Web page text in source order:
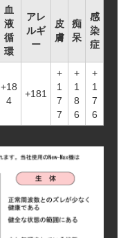
血
液
循
環
アレ
ルギ
ー
皮
膚
痴
呆
感
染
症
+18
4
+181
+
1
7
7
+
1
8
6
+
1
7
6